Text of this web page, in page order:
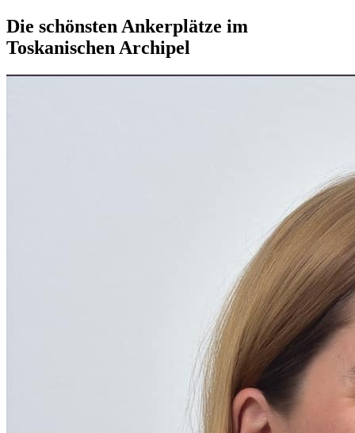
Die schönsten Ankerplätze im
Toskanischen Archipel